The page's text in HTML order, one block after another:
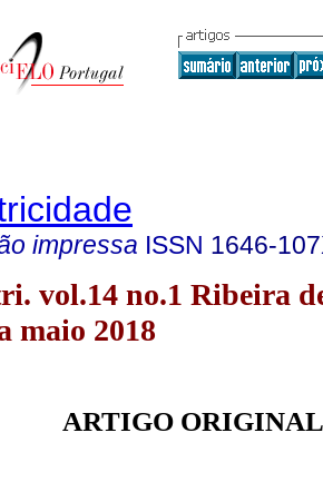
impressa ISSN 1646-
vol.14 no.1 Ribeira
maio 2018
ARTIGO